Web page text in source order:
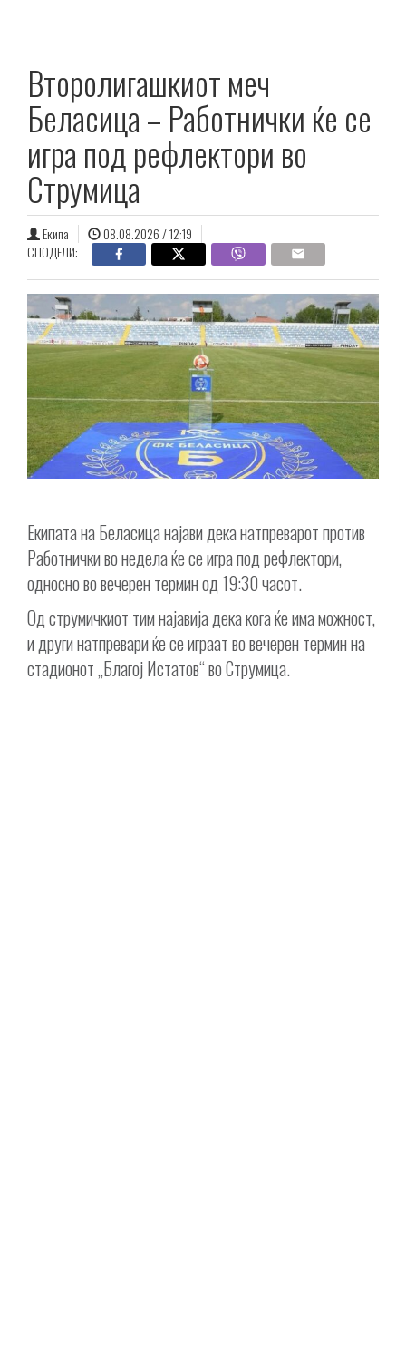
Второлигашкиот меч
Беласица – Работнички ќе се
игра под рефлектори во
Струмица
Екипа
08.08.2026 / 12:19
СПОДЕЛИ:
Екипата на Беласица најави дека натпреварот против
Работнички во недела ќе се игра под рефлектори,
односно во вечерен термин од 19:30 часот.
Од струмичкиот тим најавија дека кога ќе има можност,
и други натпревари ќе се играат во вечерен термин на
стадионот „Благој Истатов“ во Струмица.